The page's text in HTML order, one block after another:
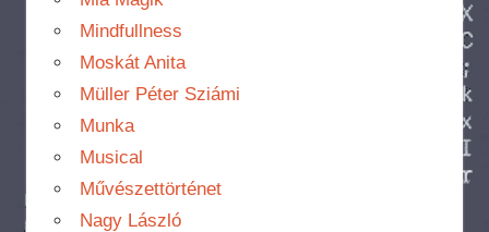
Mindfullness
Moskát Anita
Müller Péter Sziámi
Munka
Musical
Művészettörténet
Nagy László